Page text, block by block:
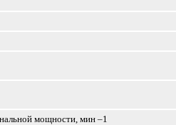
мощности, мин –1